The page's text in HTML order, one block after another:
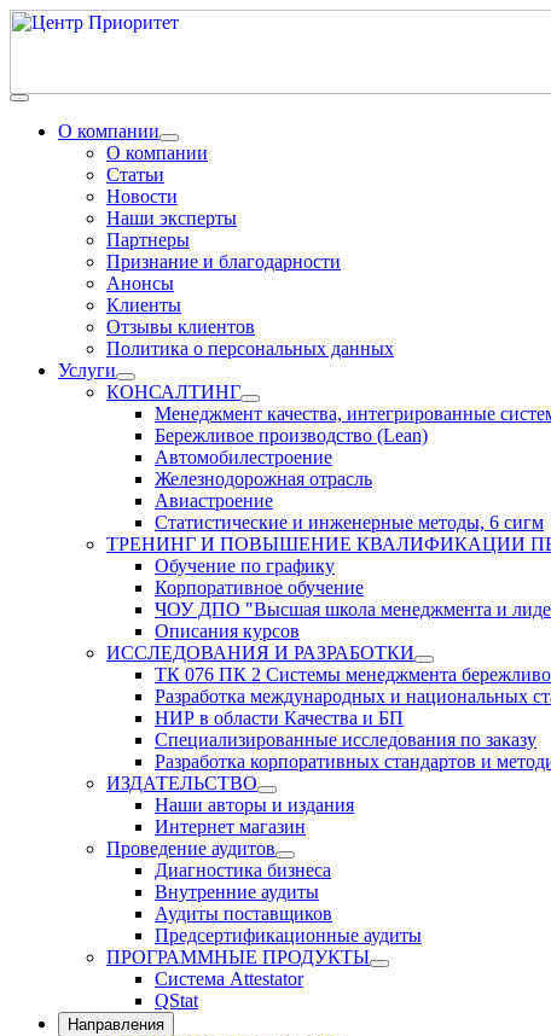
О компании
О компании
Статьи
Новости
Наши эксперты
Партнеры
Признание и благодарности
Анонсы
Клиенты
Отзывы клиентов
Политика о персональных данных
Услуги
КОНСАЛТИНГ
Менеджмент качества, интегрированные
Бережливое производство (Lean)
Автомобилестроение
Железнодорожная отрасль
Авиастроение
Статистические и инженерные методы, 6 сигм
ТРЕНИНГ И ПОВЫШЕНИЕ КВАЛИФИКАЦИИ
Обучение по графику
Корпоративное обучение
ЧОУ ДПО "Высшая школа менеджмента и
Описания курсов
ИССЛЕДОВАНИЯ И РАЗРАБОТКИ
ТК 076 ПК 2 Системы менеджмента
Разработка международных и национальных
НИР в области Качества и БП
Специализированные исследования по заказу
Разработка корпоративных стандартов и
ИЗДАТЕЛЬСТВО
Наши авторы и издания
Интернет магазин
Проведение аудитов
Диагностика бизнеса
Внутренние аудиты
Аудиты поставщиков
Предсертификационные аудиты
ПРОГРАММНЫЕ ПРОДУКТЫ
Система Attestator
QStat
Направления